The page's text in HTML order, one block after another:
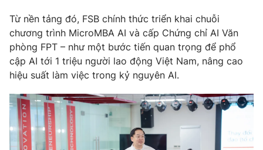
Theo dõi báo trên
Cơ quan chủ quản:Đài Truyền hình Việt Nam
Giấy phép hoạt động báo in và báo điện tử số 483/GP-BTTTT
cấp ngày 29/12/2023
Tổng Biên tập: Vũ Thanh Thủy
Từ nền tảng đó, FSB chính thức triển khai chuỗi
chương trình MicroMBA AI và cấp Chứng chỉ AI Văn
phòng FPT – như một bước tiến quan trọng để phổ
cập AI tới 1 triệu người lao động Việt Nam, nâng cao
hiệu suất làm việc trong kỷ nguyên AI.